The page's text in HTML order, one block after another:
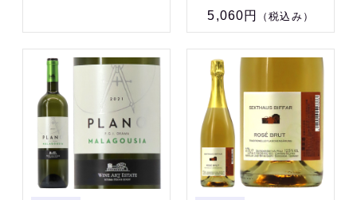
5,060円
（税込み）